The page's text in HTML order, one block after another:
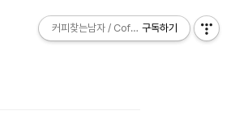
커피찾는남자 / Coffee Explorer
구독하기
커피찾는남자 / Coffee Explorer
구독하기